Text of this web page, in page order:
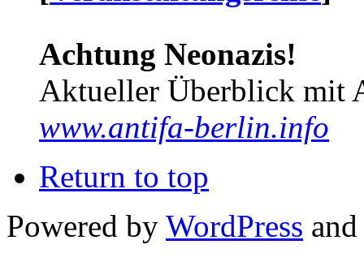
Achtung Neonazis!
Aktueller Überblick mit
www.antifa-berlin.info
Return to top
Powered by WordPress